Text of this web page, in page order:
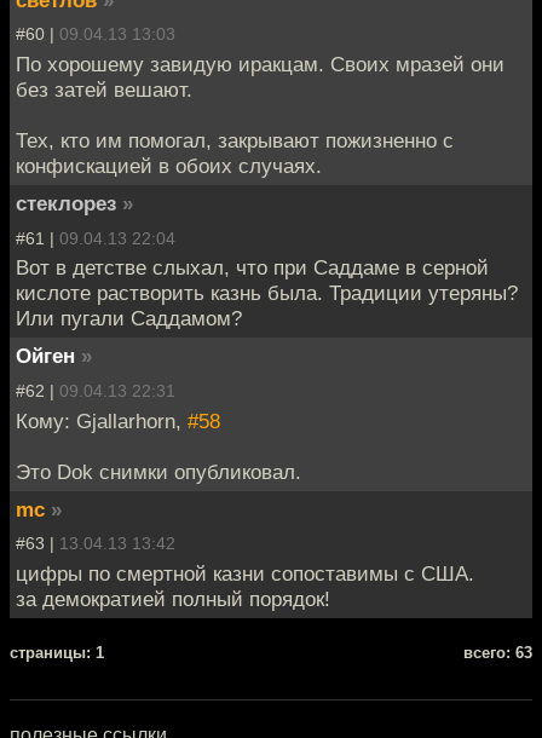
#60 | 09.04.13 13:03
По хорошему завидую иракцам. Своих мразей они
без затей вешают.
Тех, кто им помогал, закрывают пожизненно с
конфискацией в обоих случаях.
стеклорез »
#61 | 09.04.13 22:04
Вот в детстве слыхал, что при Саддаме в серной
кислоте растворить казнь была. Традиции утеряны?
Или пугали Саддамом?
Ойген »
#62 | 09.04.13 22:31
Кому: Gjallarhorn, #58
Это Dok снимки опубликовал.
mc »
#63 | 13.04.13 13:42
цифры по смертной казни сопоставимы с США.
за демократией полный порядок!
cтраницы: 1 всего: 63